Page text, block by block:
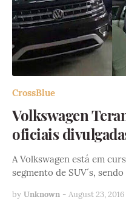
CrossBlue
Volkswagen
oficiais
A Volkswagen está em
segmento de SUV´s,
by Unknown - August 23, 2016